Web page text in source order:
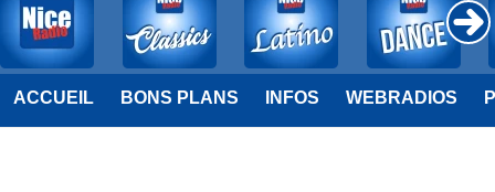
ACCUEIL BONS PLANS INFOS WEBRADIOS